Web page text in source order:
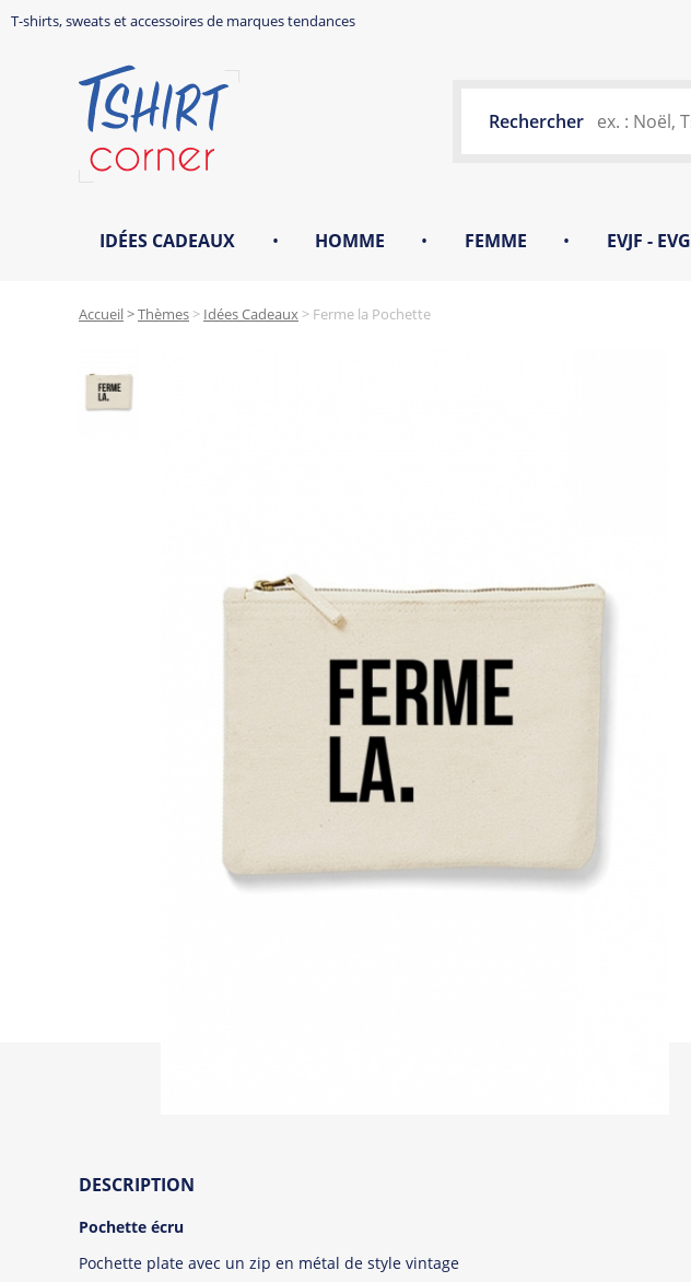
T-shirts, sweats et accessoires de marques tendances
Rechercher
IDÉES CADEAUX • HOMME • FEMME • EVJF - EVG
Accueil>Thèmes > Idées Cadeaux > Ferme la Pochette
DESCRIPTION
Pochette écru
Pochette plate avec un zip en métal de style vintage